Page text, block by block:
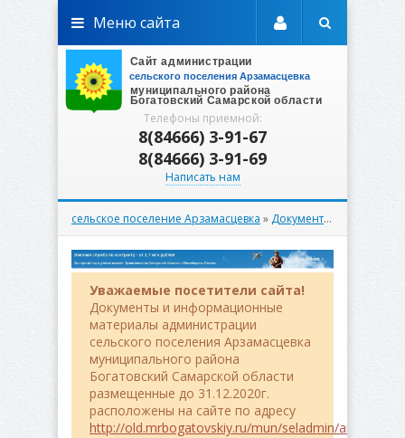
Телефоны приемной:
8(84666) 3-91-67
8(84666) 3-91-69
Написать нам
Меню сайта
сельское поселение Арзамасцевка » Документы
Уважаемые посетители сайта!
Документы и информационные
материалы администрации
сельского поселения Арзамасцевка
муниципального района
Богатовский Самарской области
размещенные до 31.12.2020г.
расположены на сайте по адресу
http://old.mrbogatovskiy.ru/mun/seladmin/